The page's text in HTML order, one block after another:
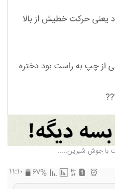
با جوش شیرین.....